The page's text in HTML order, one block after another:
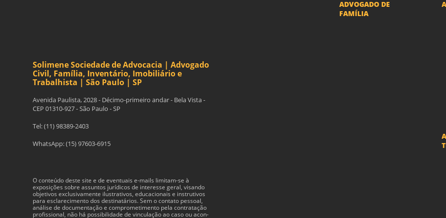
Solimene Sociedade de Advocacia | Advogado
Civil, Família, Inventário, Imobiliário e
Trabalhista | São Paulo | SP
Avenida Paulista, 2028 - Décimo-primeiro andar - Bela Vista -
CEP 01310-927 - São Paulo - SP
Tel: (11) 98389-2403
WhatsApp: (15) 97603-6915
O con­teúdo deste site e de even­tu­ais e-​mails limitam-​se à
exposições sobre assun­tos jurídi­cos de inter­esse geral, visando
obje­tivos exclu­si­va­mente ilus­tra­tivos, edu­ca­cionais e instru­tivos
para esclarec­i­mento dos des­ti­natários. Sem o con­tato pes­soal,
análise de doc­u­men­tação e com­pro­me­ti­mento pela con­tratação
profis­sional, não há pos­si­bil­i­dade de vin­cu­lação ao caso ou acon­
ADVOGADO DE
FAMÍLIA